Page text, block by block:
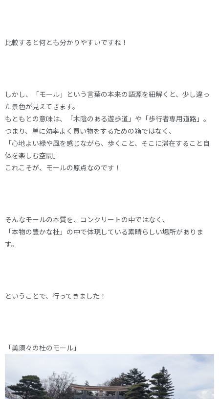
比較すると何とも分かりやすいですね！
しかし、「モール」という言葉の本来の語源を紐解くと、少し違っ
た景色が見えてきます。
もともとの意味は、「木陰のある遊歩道」や「歩行者専用道路」。
つまり、単に効率よく買い物をするための箱ではなく、
「心地よい緑や風を感じながら、歩くこと、そこに滞在すること自
体を楽しむ空間」
これこそが、モールの原点なのです！
そんなモールの本質を、コンクリートの中ではなく、
「本物の豊かな杜」の中で体現している素晴らしい場所がありま
す。
ということで、行ってきました！
「美須々の杜のモール」